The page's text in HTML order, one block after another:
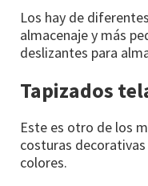
Los hay de
almacenaje y más
deslizantes para
Tapizados
Este es otro de los
costuras
colores.